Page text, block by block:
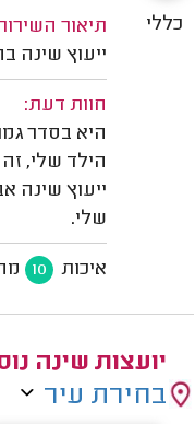
תיאור
ייעוץ שינה
חוות דעת:
היא בסדר
הילד שלי,
ייעוץ שינה
שלי.
איכות 10
כללי
יועצות שינה
בחירת עיר